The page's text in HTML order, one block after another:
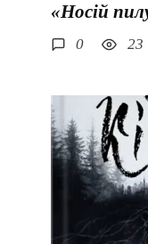
«Носій
0 23